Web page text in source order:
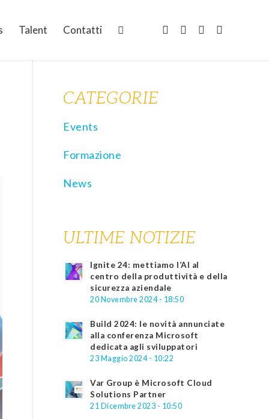
Talent Contatti
CATEGORIE
Events
Formazione
News
ULTIME NOTIZIE
Ignite 24: mettiamo l’AI al
centro della produttività e della
sicurezza aziendale
20 Novembre 2024 - 18:50
Build 2024: le novità annunciate
alla conferenza Microsoft
dedicata agli sviluppatori
23 Maggio 2024 - 10:22
Var Group è Microsoft Cloud
Solutions Partner
21 Dicembre 2023 - 10:50